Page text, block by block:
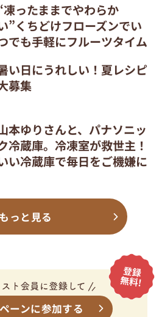
凍ったままでやわらか
”くちどけフローズンでい
でも手軽にフルーツタイム
い日にうれしい！夏レシピ
募集
本ゆりさんと、パナソニッ
冷蔵庫。冷凍室が救世主！
い冷蔵庫で毎日をご機嫌に
もっと見る
ーンに参加する